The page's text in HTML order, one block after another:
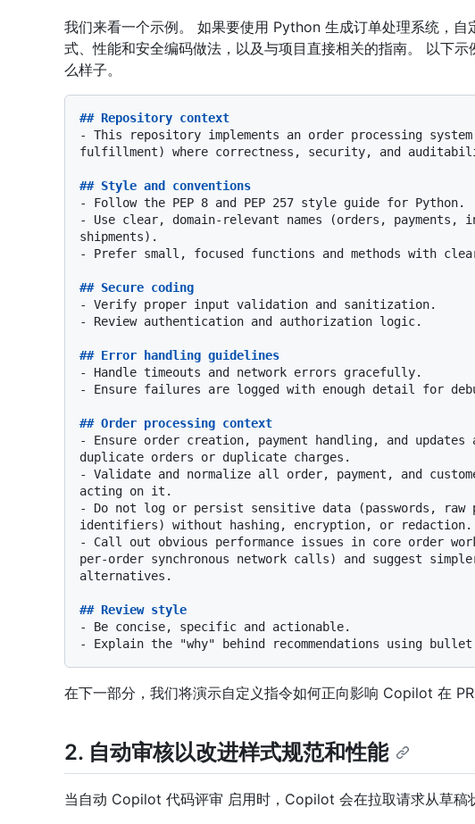
我们来看一个示例。 如果要使用 Python 生成订单处理系统，
式、性能和安全编码做法，以及与项目直接相关的指南。 以下
么样子。
## Repository context
-
This repository implements an order processing
fulfillment) where correctness, security, and
## Style and conventions
-
-
Use clear, domain-relevant names (orders, payments,
-
Prefer small, focused functions and methods with
## Secure coding
-
-
Review authentication and authorization logic.
## Error handling guidelines
-
-
Ensure failures are logged with enough detail for
## Order processing context
-
Ensure order creation, payment handling, and updates
-
Validate and normalize all order, payment, and
-
Do not log or persist sensitive data (passwords,
-
Call out obvious performance issues in core order
per-order synchronous network calls) and suggest
alternatives.
## Review style
-
-
在下一部分，我们将演示自定义指令如何正向影响 Copilot 在 PR
2. 自动审核以改进样式规范和性能
当自动 Copilot 代码评审 启用时，Copilot 会在拉取请求从草稿